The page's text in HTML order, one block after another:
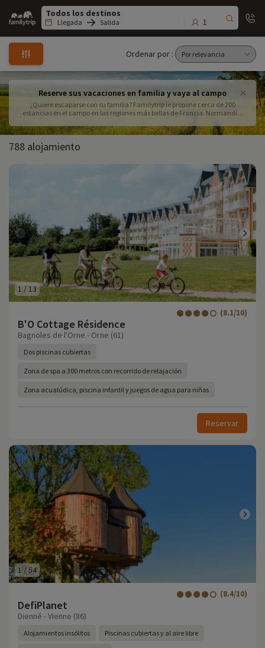
Family
trip
Llegada Salida 1
Ordenar por :
Reserve sus vacaciones en familia y vaya al campo
¿Quiere escaparse con su familia? Familytrip le propone cerca de 200
estancias en el campo en las regiones más bellas de Francia. Normandía,
para pasar unas vacaciones inolvidables en familia en plena naturaleza.
788 alojamiento
1/13
B'O Cottage Résidence
(8.1/10)
Bagnoles de l'Orne - Orne (61)
Dos piscinas cubiertas
Zona de spa a 300 metros con recorrido de relajación
Zona acualúdica, piscina infantil y juegos de agua para niños
Reservar
1 /54
DefiPlanet
(8.4/10)
Dienné - Vienne (86)
Alojamientos insólitos Piscinas cubiertas y al aire libre